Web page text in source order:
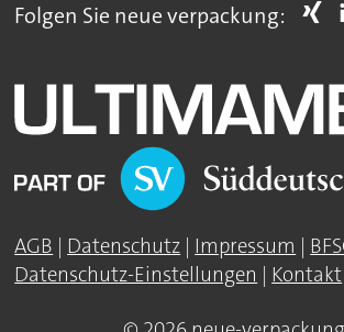
Folgen Sie neue verpackung:
AGB | Datenschutz | Impressum |
Datenschutz-Einstellungen | Kontakt